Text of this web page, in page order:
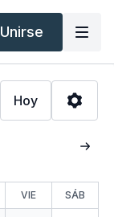
Unirse
Hoy
VIE SÁB